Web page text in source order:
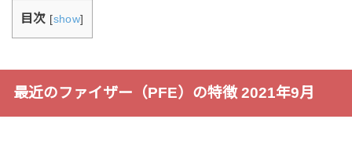
目次 [show]
最近のファイザー（PFE）の特徴 2021年9月